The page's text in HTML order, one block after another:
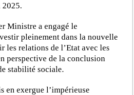
2025.
Ministre a engagé le
pleinement dans la nouvelle
les relations de l’Etat avec les
perspective de la conclusion
stabilité sociale.
en exergue l’impérieuse